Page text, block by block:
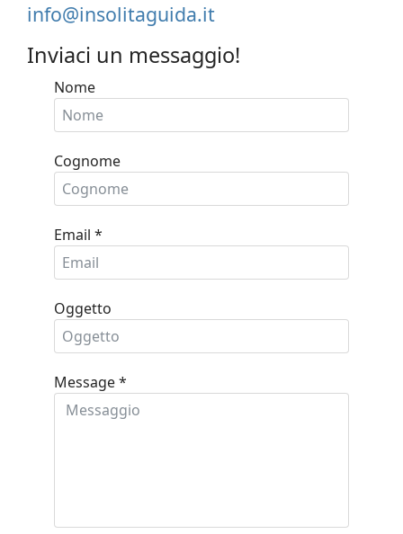
square
info@insolitaguida.it
Inviaci un messaggio!
Nome
Cognome
Email *
Oggetto
Message*